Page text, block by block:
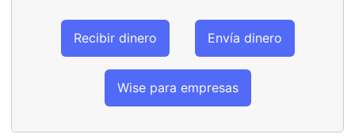
Recibir dinero Envía dinero
Wise para empresas